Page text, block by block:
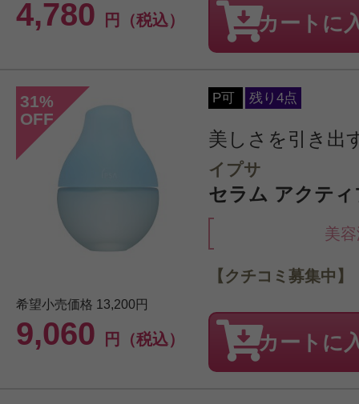
4,780 円（税込） カートに
31%
OFF
P可 残り4点
美しさを引き出
イプサ
セラム アクテ
美
希望小売価格 13,200円
9,060 円（税込）
【クチコミ募集中】
カートに